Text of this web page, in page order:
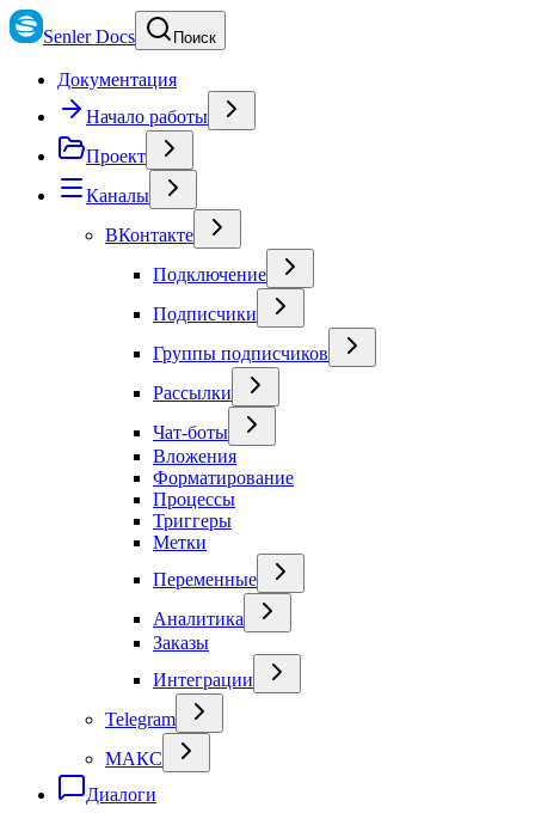
Senler Docs Поиск
Документация
Начало работы
Проект
Каналы
ВКонтакте
Подключение
Подписчики
Группы подписчиков
Рассылки
Чат-боты
Вложения
Форматирование
Процессы
Триггеры
Метки
Переменные
Аналитика
Заказы
Интеграции
Telegram
МАКС
Диалоги